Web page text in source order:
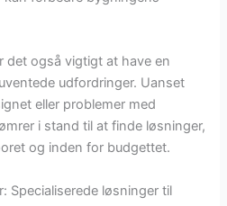
det også vigtigt at have en
udfordringer. Uanset
eller problemer med
i stand til at finde løsninger,
og inden for budgettet.
Specialiserede løsninger til